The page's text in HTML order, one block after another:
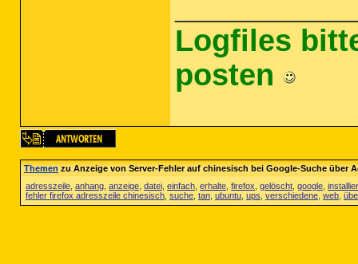
Logfiles
posten
Themenzu Anzeige von Server-Fehler auf chinesisch bei Google-Suche über
adresszeile anhang anzeige datei einfach erhalte firefox gelöscht google
fehler firefox adresszeile chinesisch suche tan ubuntu ups verschiedene web